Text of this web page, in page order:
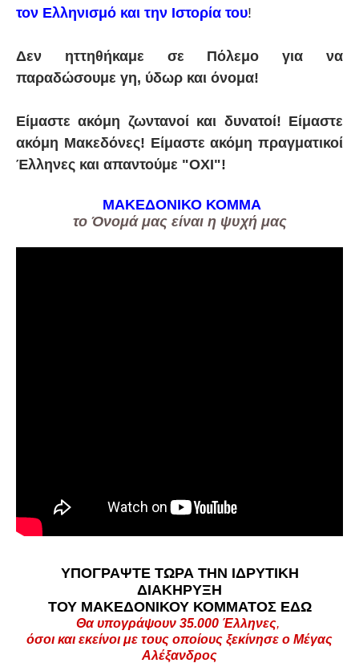
τον Ελληνισμό και την Ιστορία του!
Δεν ηττηθήκαμε σε Πόλεμο για να
παραδώσουμε γη, ύδωρ και όνομα!
Είμαστε ακόμη ζωντανοί και δυνατοί! Είμαστε
ακόμη Μακεδόνες! Είμαστε ακόμη πραγματικοί
Έλληνες και απαντούμε "ΟΧΙ"!
ΜΑΚΕΔΟΝΙΚΟ ΚΟΜΜΑ
το Όνομά μας είναι η ψυχή μας
ΥΠΟΓΡΑΨΤΕ ΤΩΡΑ ΤΗΝ ΙΔΡΥΤΙΚΗ
ΔΙΑΚΗΡΥΞΗ
ΤΟΥ ΜΑΚΕΔΟΝΙΚΟΥ ΚΟΜΜΑΤΟΣ ΕΔΩ
Θα υπογράψουν 35.000 Έλληνες,
όσοι και εκείνοι με τους οποίους ξεκίνησε ο Μέγας
Αλέξανδρος